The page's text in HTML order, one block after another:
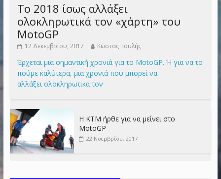
Το 2018 ίσως αλλάξει
ολοκληρωτικά τον «χάρτη» του
MotoGP
12 Δεκεμβρίου, 2017 Κώστας Τουλής
Έρχεται μια σημαντική χρονιά για το MotoGP. Ή για να το
πούμε καλύτερα, μια χρονιά που μπορεί να
αλλάξει ολοκληρωτικά τον
Η KTM ήρθε για να μείνει στο
MotoGP
22 Νοεμβρίου, 2017